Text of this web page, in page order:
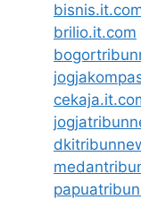
brilio.it.com